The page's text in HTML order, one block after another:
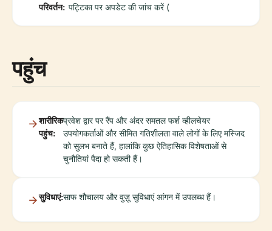
परिवर्तन: पट्टिका पर अपडेट की जांच करें (
पहुंच
शारीरिक
पहुंच:
प्रवेश द्वार पर रैंप और अंदर समतल फर्श व्हीलचेयर
उपयोगकर्ताओं और सीमित गतिशीलता वाले लोगों के लिए मस्जिद
को सुलभ बनाते हैं, हालांकि कुछ ऐतिहासिक विशेषताओं से
चुनौतियां पैदा हो सकती हैं।
सुविधाएं:साफ शौचालय और वुज़ू सुविधाएं आंगन में उपलब्ध हैं।